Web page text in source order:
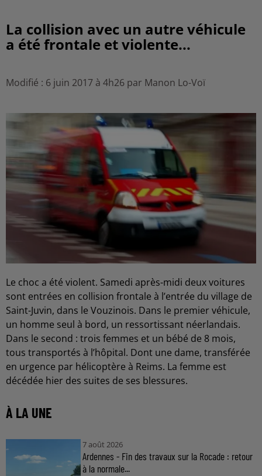
La collision avec un autre véhicule
a été frontale et violente...
Modifié : 6 juin 2017 à 4h26 par Manon Lo-Voï
Le choc a été violent. Samedi après-midi deux voitures
sont entrées en collision frontale à l’entrée du village de
Saint-Juvin, dans le Vouzinois. Dans le premier véhicule,
un homme seul à bord, un ressortissant néerlandais.
Dans le second : trois femmes et un bébé de 8 mois,
tous transportés à l’hôpital. Dont une dame, transférée
en urgence par hélicoptère à Reims. La femme est
décédée hier des suites de ses blessures.
À LA UNE
7 août 2026
Ardennes - Fin des travaux sur la Rocade : retour
à la normale...